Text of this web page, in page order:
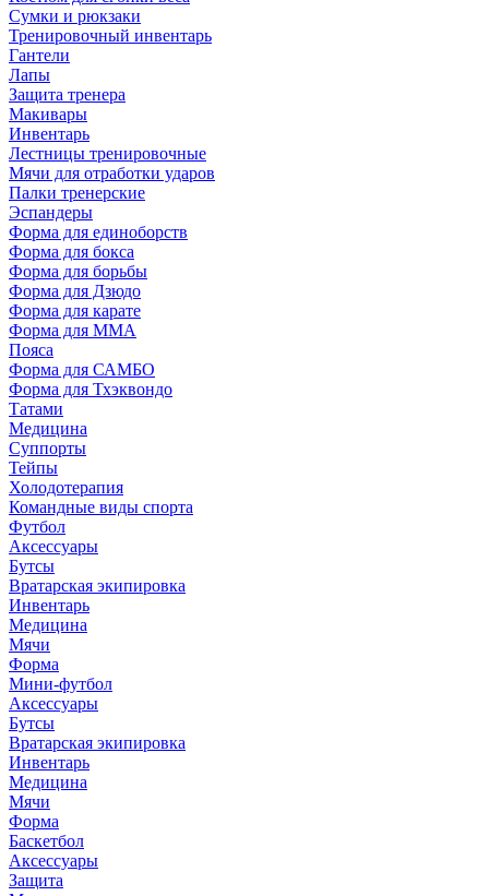
Сумки и рюкзаки
Тренировочный инвентарь
Гантели
Лапы
Защита тренера
Макивары
Инвентарь
Лестницы тренировочные
Мячи для отработки ударов
Палки тренерские
Эспандеры
Форма для единоборств
Форма для бокса
Форма для борьбы
Форма для Дзюдо
Форма для карате
Форма для MMA
Пояса
Форма для САМБО
Форма для Тхэквондо
Татами
Медицина
Суппорты
Тейпы
Холодотерапия
Командные виды спорта
Футбол
Аксессуары
Бутсы
Вратарская экипировка
Инвентарь
Медицина
Мячи
Форма
Мини-футбол
Аксессуары
Бутсы
Вратарская экипировка
Инвентарь
Медицина
Мячи
Форма
Баскетбол
Аксессуары
Защита